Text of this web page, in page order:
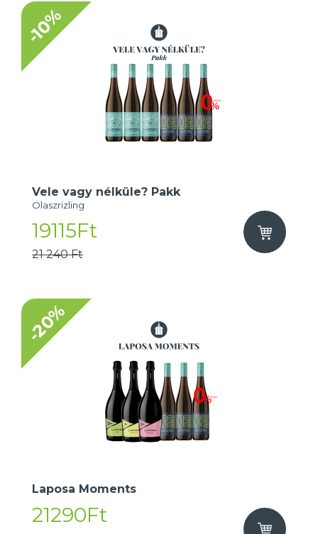
-10%
Vele vagy nélküle? Pakk
Olaszrizling
19115Ft
21 240 Ft
-20%
Laposa Moments
21290Ft